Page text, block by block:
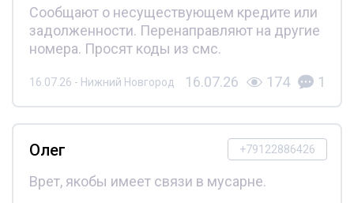
Сообщают о несуществующем кредите или
задолженности. Перенаправляют на другие
номера. Просят коды из смс.
16.07.26 - Нижний Новгород 16.07.26 174 1
+79122886426
Олег
Врет, якобы имеет связи в мусарне.